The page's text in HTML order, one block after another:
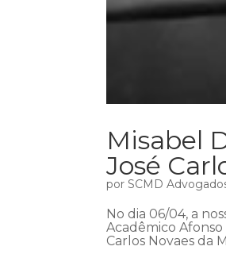
Misabel
José
porSCMD
No dia 06/04, a
Acadêmico Afonso
Carlos Novaes da